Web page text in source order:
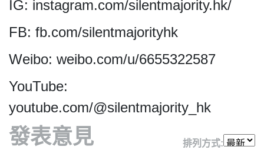
IG: instagram.com/silentmajority.hk/
FB: fb.com/silentmajorityhk
Weibo: weibo.com/u/6655322587
YouTube:
youtube.com/@silentmajority_hk
發表意見 排列方式: